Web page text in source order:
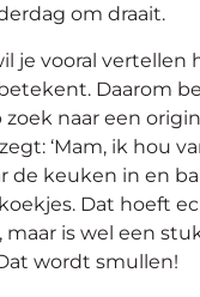
om draait.
je vooral vertellen
Daarom
naar een
‘Mam, ik hou
de keuken in en
Dat hoeft
maar is wel een
wordt smullen!